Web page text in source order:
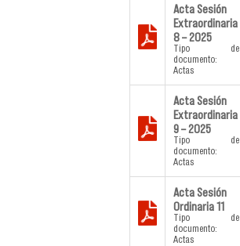
Acta Sesión
Extraordinaria
8 – 2025
Tipo de
documento:
Actas
Acta Sesión
Extraordinaria
9 – 2025
Tipo de
documento:
Actas
Acta Sesión
Ordinaria 11
Tipo de
documento:
Actas